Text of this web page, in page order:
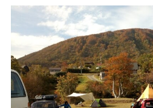
〈下り〉木落し坂コース
4-1. コース解説
5. 南葉ロッジ／南葉高原キャ
5-1. 南葉ロッジ／南葉高原キ